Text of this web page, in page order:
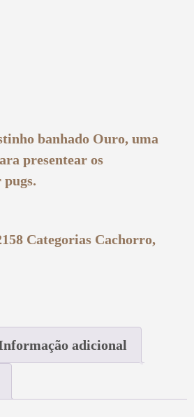
banhado Ouro, uma
presentear os
pugs.
Categorias Cachorro,
adicional